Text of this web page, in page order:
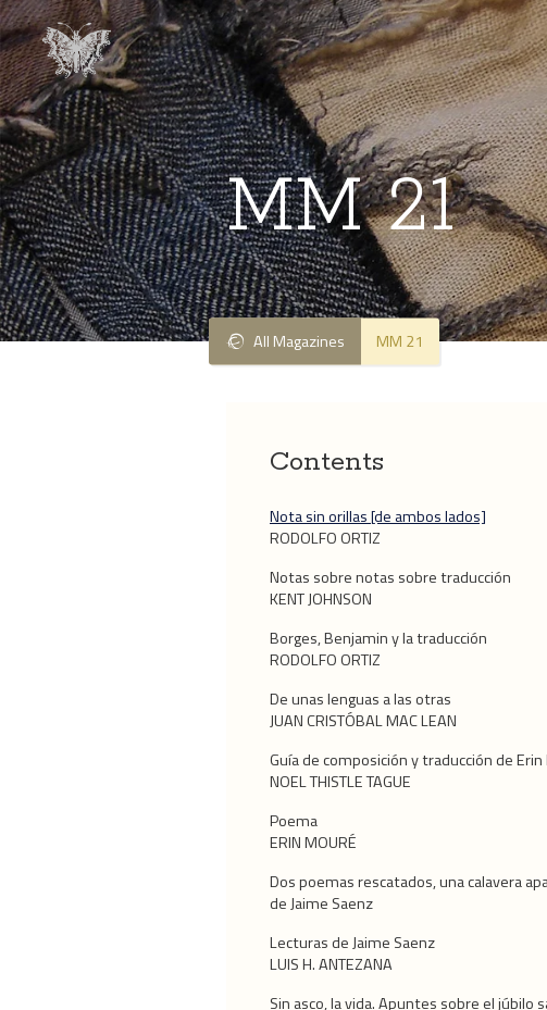
MM 21
All Magazines MM 21
Contents
Nota sin orillas [de ambos lados]
RODOLFO ORTIZ
Notas sobre notas sobre traducción
KENT JOHNSON
Borges, Benjamin y la traducción
RODOLFO ORTIZ
De unas lenguas a las otras
JUAN CRISTÓBAL MAC LEAN
Guía de composición y traducción de
NOEL THISTLE TAGUE
Poema
ERIN MOURÉ
Dos poemas rescatados, una calavera
de Jaime Saenz
Lecturas de Jaime Saenz
LUIS H. ANTEZANA
Sin asco, la vida. Apuntes sobre el júbilo